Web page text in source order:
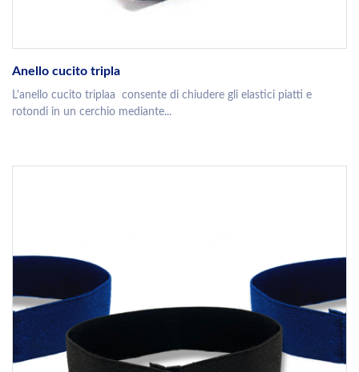
Anello cucito tripla
L'anello cucito triplaa consente di chiudere gli elastici piatti e
rotondi in un cerchio mediante...